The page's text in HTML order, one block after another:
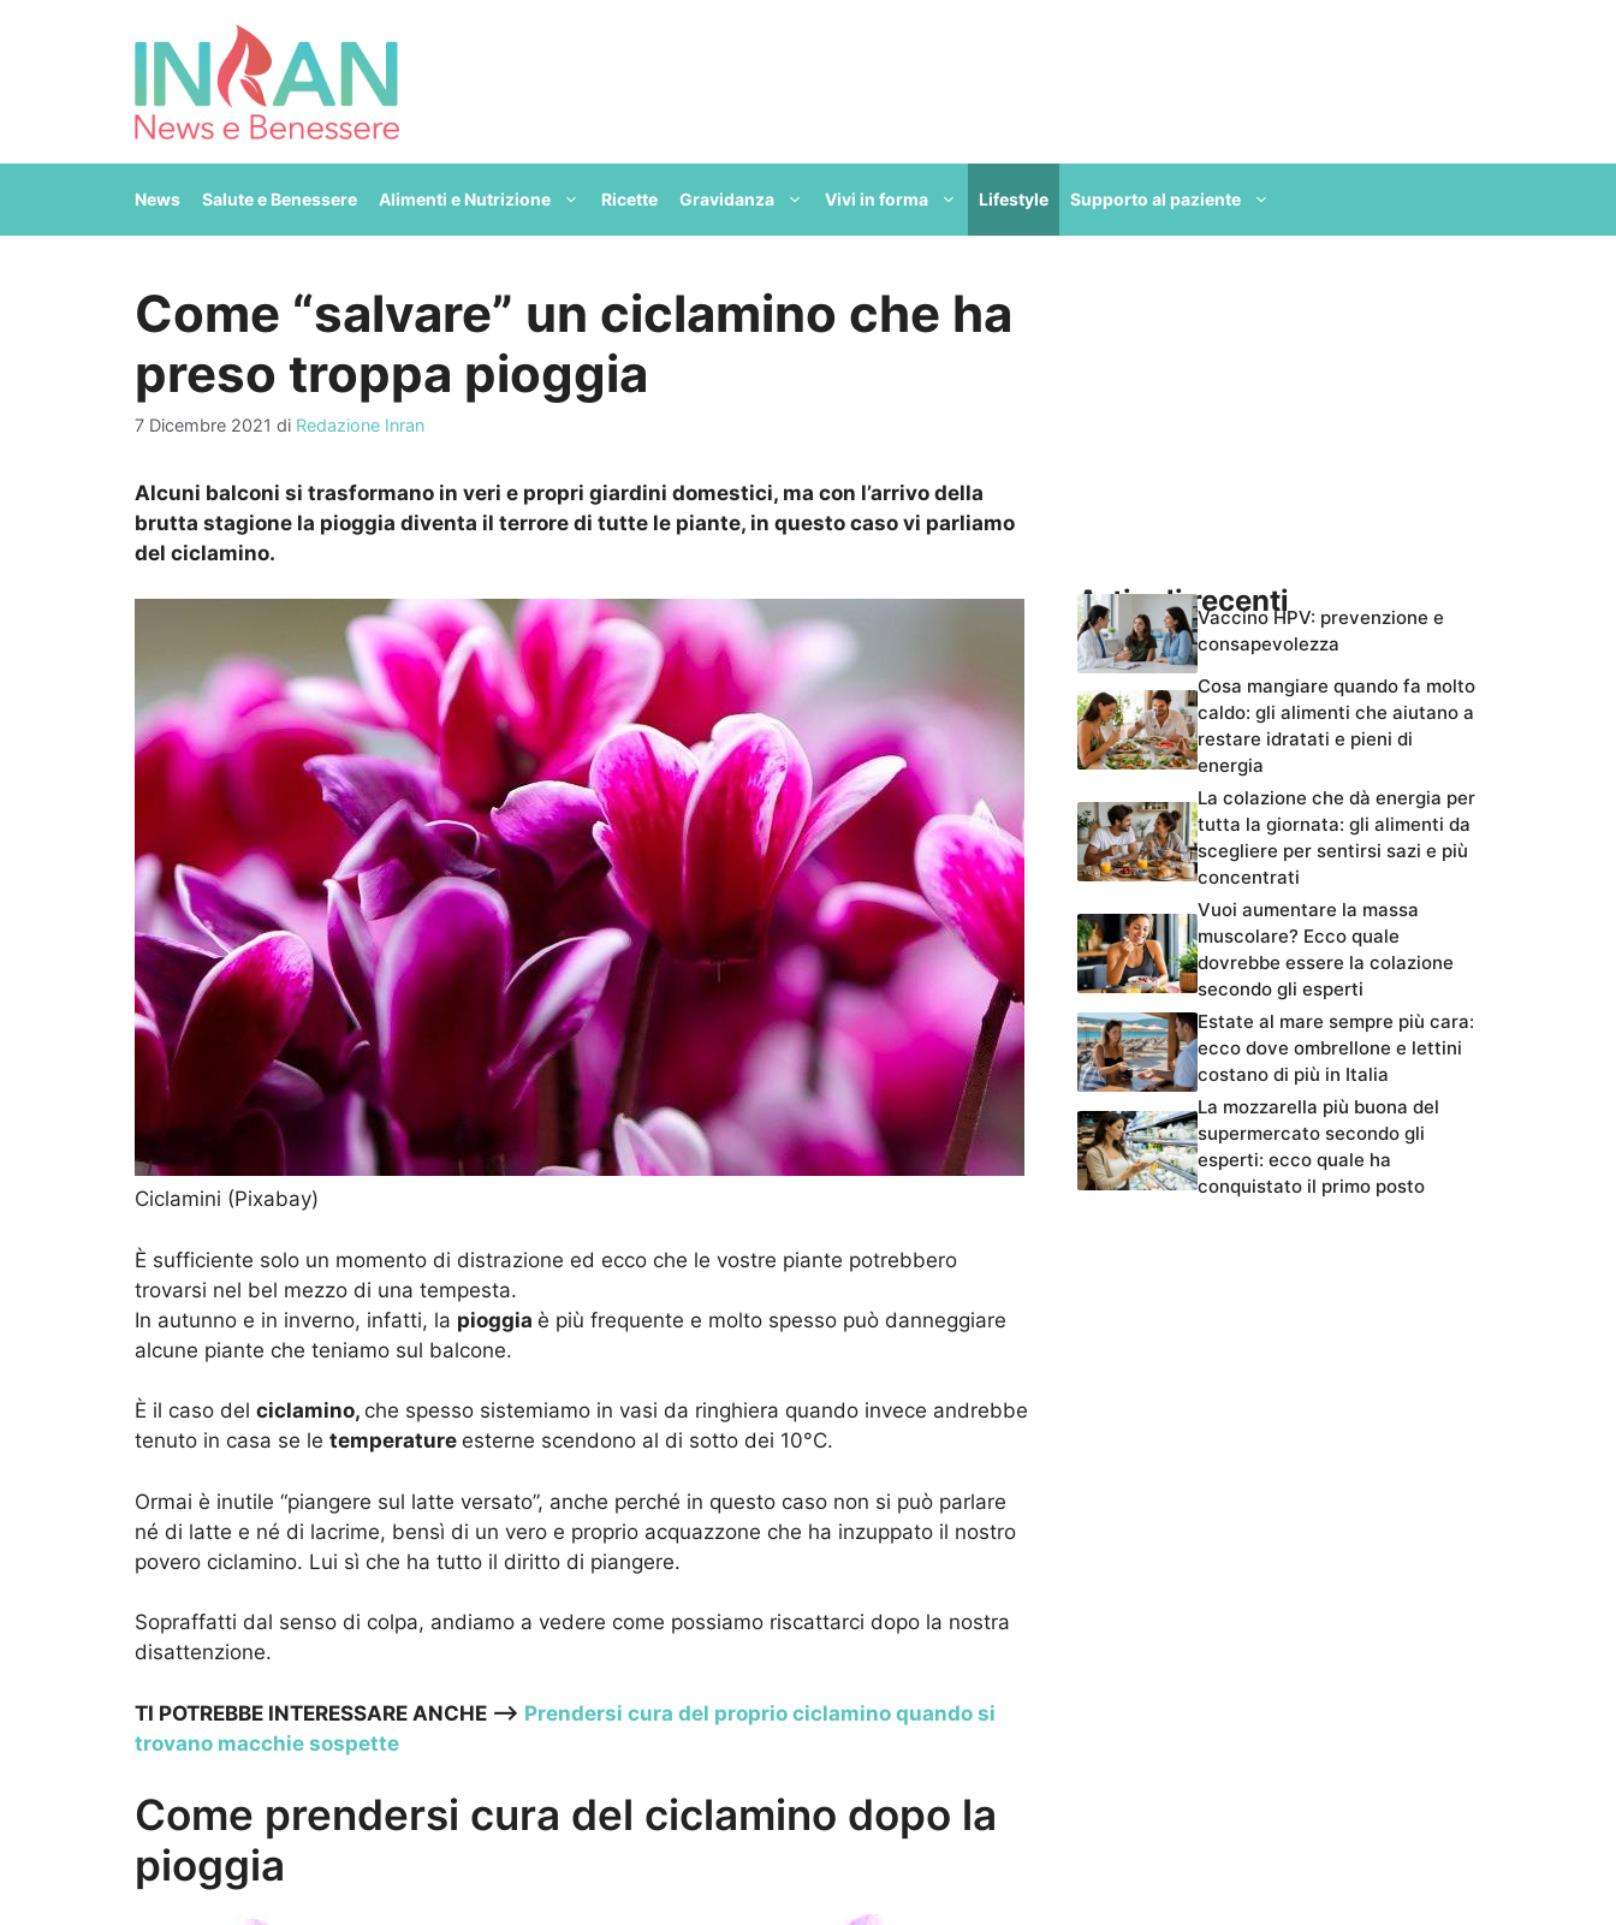
News Salute e Benessere Alimenti e Nutrizione Ricette Gravidanza Vivi in forma Lifestyle Supporto al paziente
Come “salvare” un ciclamino che ha
preso troppa pioggia
7 Dicembre 2021 di Redazione Inran
Alcuni balconi si trasformano in veri e propri giardini domestici, ma con l’arrivo della
brutta stagione la pioggia diventa il terrore di tutte le piante, in questo caso vi parliamo
del ciclamino.
Ciclamini (Pixabay)
È sufficiente solo un momento di distrazione ed ecco che le vostre piante potrebbero
trovarsi nel bel mezzo di una tempesta.
In autunno e in inverno, infatti, la pioggia è più frequente e molto spesso può danneggiare
alcune piante che teniamo sul balcone.
È il caso del ciclamino, che spesso sistemiamo in vasi da ringhiera quando invece andrebbe
tenuto in casa se le temperature esterne scendono al di sotto dei 10°C.
Ormai è inutile “piangere sul latte versato”, anche perché in questo caso non si può parlare
né di latte e né di lacrime, bensì di un vero e proprio acquazzone che ha inzuppato il nostro
povero ciclamino. Lui sì che ha tutto il diritto di piangere.
Sopraffatti dal senso di colpa, andiamo a vedere come possiamo riscattarci dopo la nostra
disattenzione.
TI POTREBBE INTERESSARE ANCHE –> Prendersi cura del proprio ciclamino quando si
trovano macchie sospette
Come prendersi cura del ciclamino dopo la
pioggia
Articoli recentiVaccino HPV: prevenzione e
consapevolezza
Cosa mangiare quando fa molto
caldo: gli alimenti che aiutano a
restare idratati e pieni di
energia
La colazione che dà energia per
tutta la giornata: gli alimenti da
scegliere per sentirsi sazi e più
concentrati
Vuoi aumentare la massa
muscolare? Ecco quale
dovrebbe essere la colazione
secondo gli esperti
Estate al mare sempre più cara:
ecco dove ombrellone e lettini
costano di più in Italia
La mozzarella più buona del
supermercato secondo gli
esperti: ecco quale ha
conquistato il primo posto